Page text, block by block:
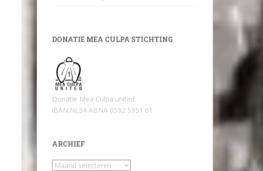
DONATIE MEA CULPA STICHTING
Donatie Mea Culpa united
iBAN:NL34 ABNA 0592 5951 61
ARCHIEF
Archief